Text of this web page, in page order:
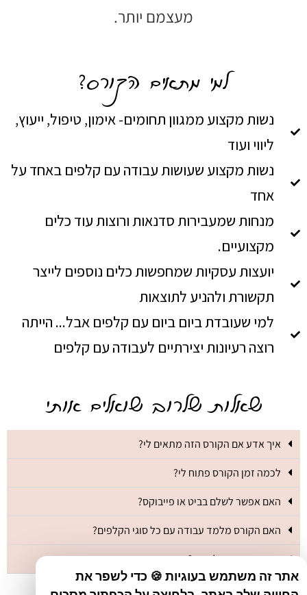
מעצמם יותר.
למי מתאים הקורס?
נשות מקצוע ממגוון תחומים- אימון, טיפול, ייעוץ,
ליווי ועוד
נשות מקצוע שעושות עבודה עם קלפים באחד על
אחד
מנחות שמעבירות סדנאות ורוצות עוד כלים
מקצועיים.
יועצות עסקיות שמחפשות כלים נוספים לייצר
תקשורת ולהניע לתוצאות
למי שעובדת ביום ביום עם קלפים אבל... הייתה
רוצה רעיונות יצירתיים לעבודה עם קלפים
שאלות שלרוב שואלים אותי
איך אדע אם הקורס הזה מתאים לי?
לכמה זמן הקורס פתוח לי?
האם אפשר לשלם בביט או פייבוקס?
האם הקורס מלמד עבודה עם כל סוגי הקלפים?
האם יש תמיכה לקורס?
אתר זה משתמש בעוגיות 🍪 כדי לשפר את